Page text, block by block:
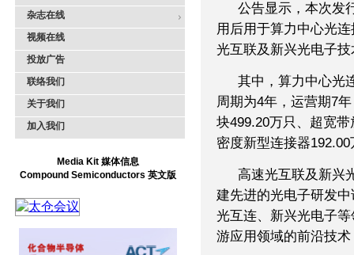
杂志在线
视频在线
投放广告
联络我们
关于我们
加入我们
Media Kit 媒体信息
Compound Semiconductors 英文版
公告显示，本次发
用后用于算力中心光
光互联及新兴光电子
其中，算力中心光
周期为4年，运营期7
块499.20万只、超宽
密度新型连接器
高速光互联及新兴
建先进的光电子研发
光互连、新兴光电子
游应用领域的前沿技